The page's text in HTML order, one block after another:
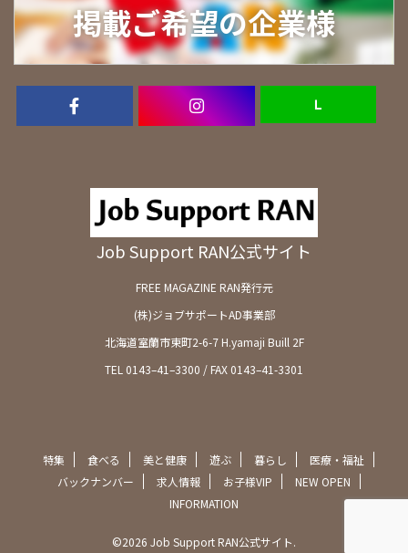
掲載ご希望の企業様
Ｌ
Job Support RAN公式サイト
FREE MAGAZINE RAN発行元
(株)ジョブサポートAD事業部
北海道室蘭市東町2-6-7 H.yamaji Buill 2F
TEL 0143–41–3300 / FAX 0143–41-3301
特集 食べる 美と健康 遊ぶ 暮らし
医療・福祉
バックナンバー
求人情報 お子様VIP
NEW OPEN
INFORMATION
©2026 Job Support RAN公式サイト.